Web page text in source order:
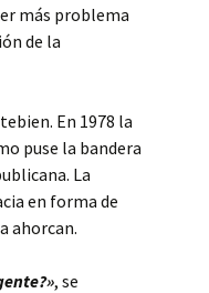
más problema
de la
En 1978 la
puse la bandera
La
en forma de
ahorcan.
, se